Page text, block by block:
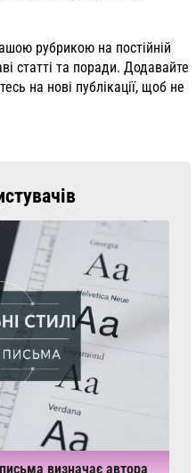
рубрикою на постійній
статті та поради. Додавайте
на нові публікації, щоб не
визначає автора